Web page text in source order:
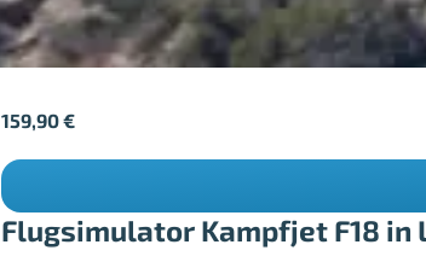
Flugsimulator Kampfjet F18 in
159,90€